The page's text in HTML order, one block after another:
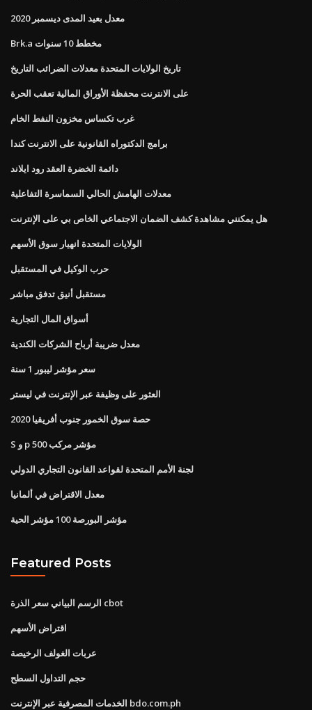
معدل بعيد المدى ديسمبر 2020
Brk.a مخطط 10 سنوات
تاريخ الولايات المتحدة معدلات الضرائب التاريخ
على الانترنت محفظة الأوراق المالية تعقب الحرة
غرب تكساس مخزون النفط الخام
برامج الدكتوراه القانونية على الانترنت كندا
دائمة الخضرة العقد رود ايلاند
معدلات الهامش الحالي السماسرة التفاعلية
هل يمكنني مشاهدة كشف الضمان الاجتماعي الخاص بي على الإنترنت
الولايات المتحدة انهيار سوق الأسهم
حرب الوكيل في المستقبل
مستقبل أنيق تدفق مباشر
أسواق المال التجارية
معدل ضريبة أرباح الشركات الكندية
سعر مؤشر ليبور 1 سنة
العثور على وظيفة عبر الإنترنت في ليستر
حصة سوق الخمور جنوب أفريقيا 2020
S و p 500 مؤشر مركب
لجنة الأمم المتحدة لقواعد القانون التجاري الدولي
معدل الاقتراض في ألمانيا
مؤشر البورصة 100 مؤشر الحية
Featured Posts
الرسم البياني سعر الذرة cbot
اقتراض الأسهم
عربات الغولف الرخيصة
حجم التداول السطح
الخدمات المصرفية عبر الإنترنت bdo.com.ph